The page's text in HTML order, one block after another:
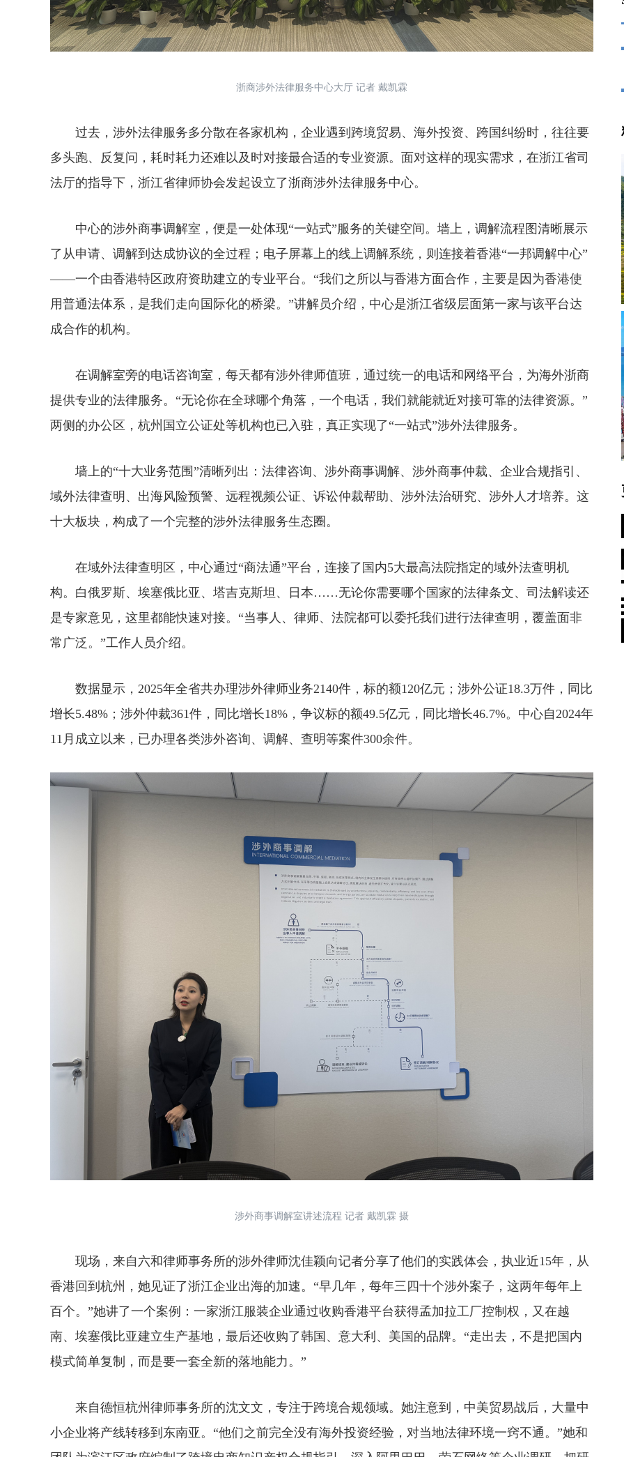
浙商涉外法律服务中心大厅 记者 戴凯霖
过去，涉外法律服务多分散在各家机构，企业遇到跨境贸易、海外投资、跨国纠纷时，往往要
多头跑、反复问，耗时耗力还难以及时对接最合适的专业资源。面对这样的现实需求，在浙江省司
法厅的指导下，浙江省律师协会发起设立了浙商涉外法律服务中心。
中心的涉外商事调解室，便是一处体现“一站式”服务的关键空间。墙上，调解流程图清晰展示
了从申请、调解到达成协议的全过程；电子屏幕上的线上调解系统，则连接着香港“一邦调解中心”
——一个由香港特区政府资助建立的专业平台。“我们之所以与香港方面合作，主要是因为香港使
用普通法体系，是我们走向国际化的桥梁。”讲解员介绍，中心是浙江省级层面第一家与该平台达
成合作的机构。
在调解室旁的电话咨询室，每天都有涉外律师值班，通过统一的电话和网络平台，为海外浙商
提供专业的法律服务。“无论你在全球哪个角落，一个电话，我们就能就近对接可靠的法律资源。”
两侧的办公区，杭州国立公证处等机构也已入驻，真正实现了“一站式”涉外法律服务。
墙上的“十大业务范围”清晰列出：法律咨询、涉外商事调解、涉外商事仲裁、企业合规指引、
域外法律查明、出海风险预警、远程视频公证、诉讼仲裁帮助、涉外法治研究、涉外人才培养。这
十大板块，构成了一个完整的涉外法律服务生态圈。
在域外法律查明区，中心通过“商法通”平台，连接了国内5大最高法院指定的域外法查明机
构。白俄罗斯、埃塞俄比亚、塔吉克斯坦、日本……无论你需要哪个国家的法律条文、司法解读还
是专家意见，这里都能快速对接。“当事人、律师、法院都可以委托我们进行法律查明，覆盖面非
常广泛。”工作人员介绍。
数据显示，2025年全省共办理涉外律师业务2140件，标的额120亿元；涉外公证18.3万件，同比
增长5.48%；涉外仲裁361件，同比增长18%，争议标的额49.5亿元，同比增长46.7%。中心自2024年
11月成立以来，已办理各类涉外咨询、调解、查明等案件300余件。
涉外商事调解室讲述流程 记者 戴凯霖 摄
现场，来自六和律师事务所的涉外律师沈佳颖向记者分享了他们的实践体会，执业近15年，从
香港回到杭州，她见证了浙江企业出海的加速。“早几年，每年三四十个涉外案子，这两年每年上
百个。”她讲了一个案例：一家浙江服装企业通过收购香港平台获得孟加拉工厂控制权，又在越
南、埃塞俄比亚建立生产基地，最后还收购了韩国、意大利、美国的品牌。“走出去，不是把国内
模式简单复制，而是要一套全新的落地能力。”
来自德恒杭州律师事务所的沈文文，专注于跨境合规领域。她注意到，中美贸易战后，大量中
小企业将产线转移到东南亚。“他们之前完全没有海外投资经验，对当地法律环境一窍不通。”她和